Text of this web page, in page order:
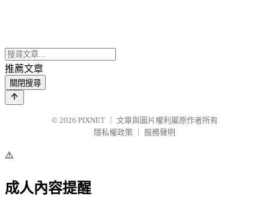
推薦文章
關閉搜尋
© 2026 PIXNET
文章與圖片權利屬原作者所有
隱私權政策
服務聲明
⚠️
成人內容提醒